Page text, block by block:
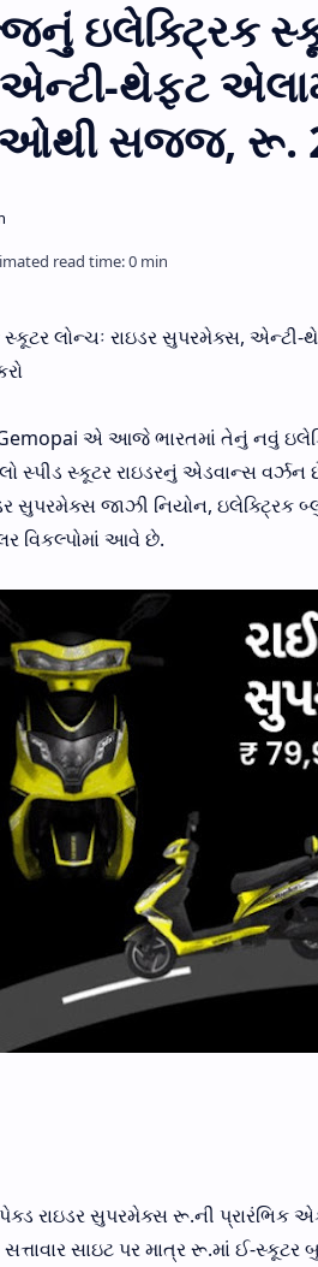
ઇલેક્ટ્રિક
થેફ્ટ
સજ્જ, રૂ.
લોન્ચઃ રાઇડર સુપરમેક્સ,
Gemopai એ આજે ​​ભારતમાં તેનું નવું
સ્પીડ સ્કૂટર રાઇડરનું એડવાન્સ
સુપરમેક્સ જાઝી નિયોન, ઇલેક્ટ્રિક
વિકલ્પોમાં આવે છે.
રાઇડર સુપરમેક્સ રૂ.ની પ્રારંભિક
સાઇટ પર માત્ર રૂ.માં ઈ-